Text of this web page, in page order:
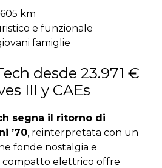
605 km
e funzionale
famiglie
desde 23.971 €
III y CAEs
segna il ritorno di
’70, reinterpretata con un
fonde nostalgia e
compatto elettrico offre